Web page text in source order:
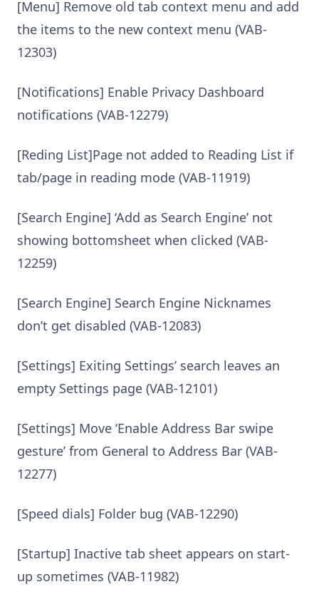
[Menu] Remove old tab context menu and add
the items to the new context menu (VAB-
12303)
[Notifications] Enable Privacy Dashboard
notifications (VAB-12279)
[Reding List]Page not added to Reading List if
tab/page in reading mode (VAB-11919)
[Search Engine] ‘Add as Search Engine’ not
showing bottomsheet when clicked (VAB-
12259)
[Search Engine] Search Engine Nicknames
don’t get disabled (VAB-12083)
[Settings] Exiting Settings’ search leaves an
empty Settings page (VAB-12101)
[Settings] Move ‘Enable Address Bar swipe
gesture’ from General to Address Bar (VAB-
12277)
[Speed dials] Folder bug (VAB-12290)
[Startup] Inactive tab sheet appears on start-
up sometimes (VAB-11982)